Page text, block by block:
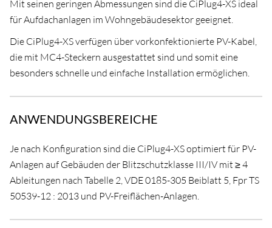
Mit seinen geringen Abmessungen sind die CiPlug4-XS ideal
für Aufdachanlagen im Wohngebäudesektor geeignet.
Die CiPlug4-XS verfügen über vorkonfektionierte PV-Kabel,
die mit MC4-Steckern ausgestattet sind und somit eine
besonders schnelle und einfache Installation ermöglichen.
ANWENDUNGSBEREICHE
Je nach Konfiguration sind die CiPlug4-XS optimiert für PV-
Anlagen auf Gebäuden der Blitzschutzklasse III/IV mit ≥ 4
Ableitungen nach Tabelle 2, VDE 0185-305 Beiblatt 5, Fpr TS
50539-12 : 2013 und PV-Freiflächen-Anlagen.